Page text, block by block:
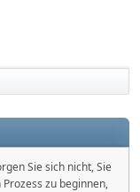
Sie sich nicht, Sie
zu beginnen,